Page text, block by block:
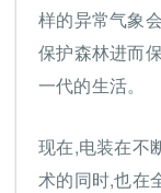
样的异常气象
保护森林进而
一代的生活。
现在,电装在不
术的同时,也在